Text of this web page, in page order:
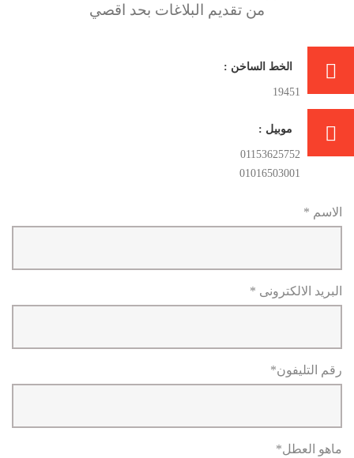
من تقديم البلاغات بحد اقصي
الخط الساخن :
19451
موبيل :
01153625752
01016503001
الاسم *
البريد الالكترونى *
رقم التليفون*
ماهو العطل*